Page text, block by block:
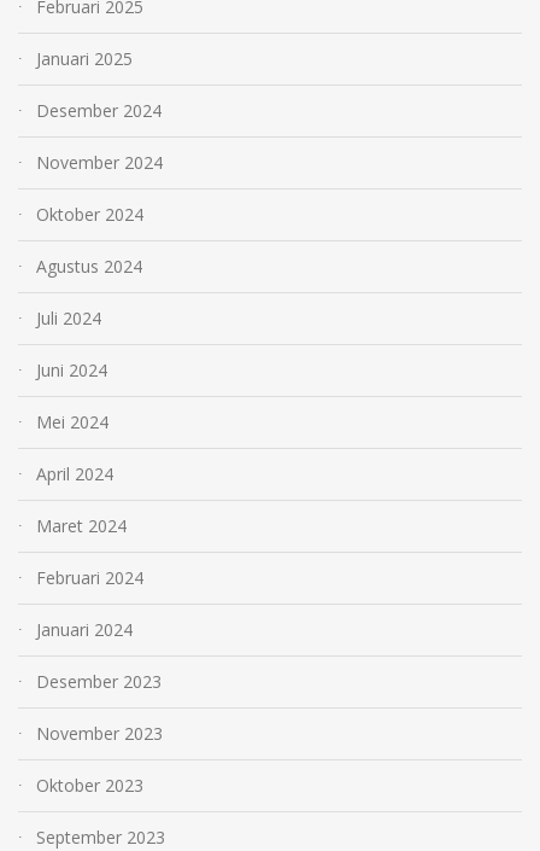
Februari 2025
Januari 2025
Desember 2024
November 2024
Oktober 2024
Agustus 2024
Juli 2024
Juni 2024
Mei 2024
April 2024
Maret 2024
Februari 2024
Januari 2024
Desember 2023
November 2023
Oktober 2023
September 2023